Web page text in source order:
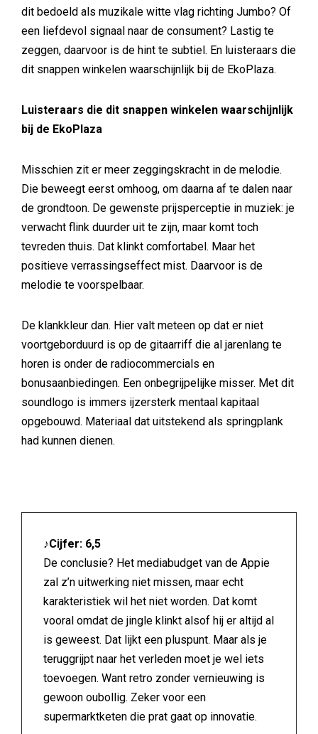
dit bedoeld als muzikale witte vlag richting Jumbo? Of
een liefdevol signaal naar de consument? Lastig te
zeggen, daarvoor is de hint te subtiel. En luisteraars die
dit snappen winkelen waarschijnlijk bij de EkoPlaza.
Luisteraars die dit snappen winkelen waarschijnlijk
bij de EkoPlaza
Misschien zit er meer zeggingskracht in de melodie.
Die beweegt eerst omhoog, om daarna af te dalen naar
de grondtoon. De gewenste prijsperceptie in muziek: je
verwacht flink duurder uit te zijn, maar komt toch
tevreden thuis. Dat klinkt comfortabel. Maar het
positieve verrassingseffect mist. Daarvoor is de
melodie te voorspelbaar.
De klankkleur dan. Hier valt meteen op dat er niet
voortgeborduurd is op de gitaarriff die al jarenlang te
horen is onder de radiocommercials en
bonusaanbiedingen. Een onbegrijpelijke misser. Met dit
soundlogo is immers ijzersterk mentaal kapitaal
opgebouwd. Materiaal dat uitstekend als springplank
had kunnen dienen.
♪Cijfer: 6,5
De conclusie? Het mediabudget van de Appie
zal z’n uitwerking niet missen, maar echt
karakteristiek wil het niet worden. Dat komt
vooral omdat de jingle klinkt alsof hij er altijd al
is geweest. Dat lijkt een pluspunt. Maar als je
teruggrijpt naar het verleden moet je wel iets
toevoegen. Want retro zonder vernieuwing is
gewoon oubollig. Zeker voor een
supermarktketen die prat gaat op innovatie.